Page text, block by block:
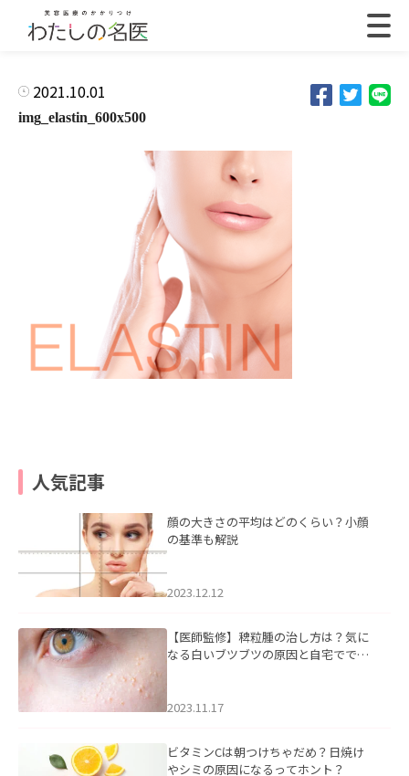
2021.10.01
img_elastin_600x500
人気記事
顔の大きさの平均はどのくらい？小顔
の基準も解説
2023.12.12
【医師監修】稗粒腫の治し方は？気に
なる白いブツブツの原因と自宅ででき
2023.11.17
ビタミンCは朝つけちゃだめ？日焼け
やシミの原因になるってホント？